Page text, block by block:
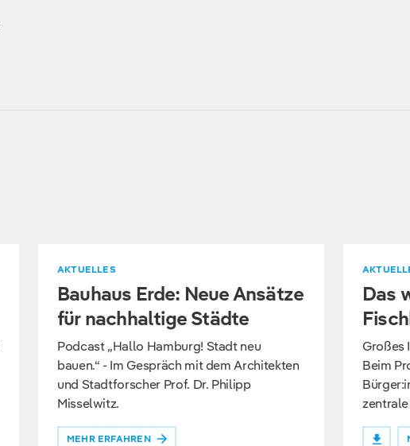
AKTUELLES
Bauhaus Erde: Neue Ansätze
für nachhaltige Städte
Podcast „Hallo Hamburg! Stadt neu
bauen.“ - Im Gespräch mit dem Architekten
und Stadtforscher Prof. Dr. Philipp
Misselwitz.
MEHR ERFAHREN
Das
Großes
Beim